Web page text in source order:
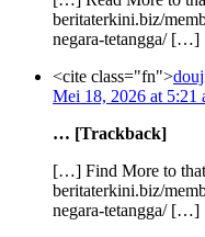
beritaterkini.biz/
negara-tetangga/ […]
<cite class="fn">
Mei 18, 2026 at 5:21
… [Trackback]
[…] Find More to
beritaterkini.biz/
negara-tetangga/ […]